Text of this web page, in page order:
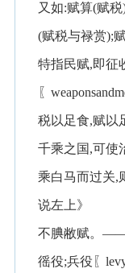
又如:赋算(赋
(赋税与禄赏);
特指民赋,即征
〖
税以足食,赋以
千乘之国,可使
乘白马而过关
说左上》
不腆敝赋。——
徭役;兵役〖levy